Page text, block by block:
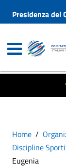
Presidenza
Home
Discipline
Eugenia